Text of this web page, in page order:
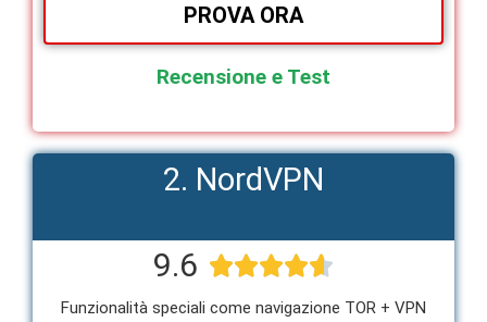
PROVA ORA
Recensione e Test
2. NordVPN
9.6 
Funzionalità speciali come navigazione TOR + VPN